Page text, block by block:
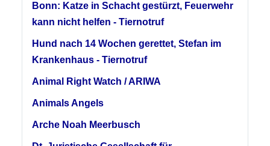
Bonn: Katze in Schacht gestürzt, Feuerwehr
kann nicht helfen - Tiernotruf
Hund nach 14 Wochen gerettet, Stefan im
Krankenhaus - Tiernotruf
Animal Right Watch / ARIWA
Animals Angels
Arche Noah Meerbusch